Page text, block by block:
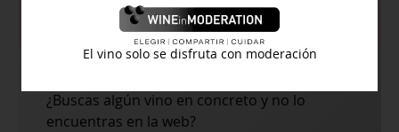
¿Buscas algún vino en concreto y no lo
encuentras en la web?
El vino solo se disfruta con moderación